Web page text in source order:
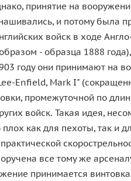
принятие на
и потому была
войск в ходе
- образца 1888
году они принимают на
Enfield, Mark I"
промежуточной по
войск. Такая идея,
как для пехоты, так и
все тому же
принимается